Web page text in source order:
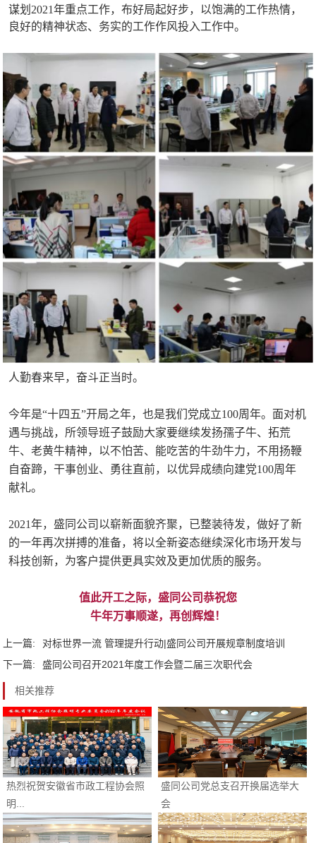
谋划2021年重点工作，布好局起好步，以饱满的工作热情，
良好的精神状态、务实的工作作风投入工作中。
人勤春来早，奋斗正当时。
今年是“十四五”开局之年，也是我们党成立100周年。面对机
遇与挑战，所领导班子鼓励大家要继续发扬孺子牛、拓荒
牛、老黄牛精神，以不怕苦、能吃苦的牛劲牛力，不用扬鞭
自奋蹄，干事创业、勇往直前，以优异成绩向建党100周年
献礼。
2021年，盛同公司以崭新面貌齐聚，已整装待发，做好了新
的一年再次拼搏的准备，将以全新姿态继续深化市场开发与
科技创新，为客户提供更具实效及更加优质的服务。
值此开工之际，盛同公司恭祝您
牛年万事顺遂，再创辉煌！
上一篇:
对标世界一流 管理提升行动|盛同公司开展规章制度培训
下一篇:
盛同公司召开2021年度工作会暨二届三次职代会
相关推荐
热烈祝贺安徽省市政工程协会照
明...
盛同公司党总支召开换届选举大
会